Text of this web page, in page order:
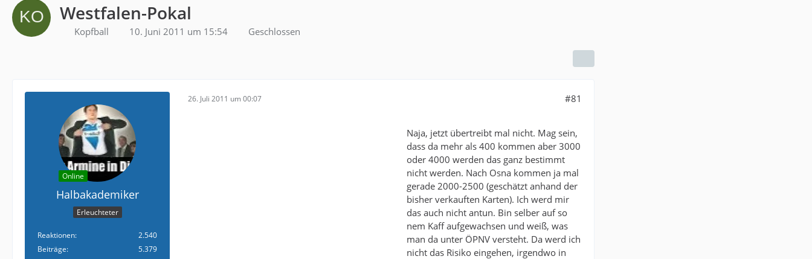
Westfalen-Pokal
Kopfball 10. Juni 2011 um 15:54 Geschlossen
Online
Halbakademiker
Erleuchteter
Reaktionen
2.540
Beiträge
5.379
26. Juli 2011 um 00:07 #81
Naja, jetzt übertreibt mal nicht. Mag sein,
dass da mehr als 400 kommen aber 3000
oder 4000 werden das ganz bestimmt
nicht werden. Nach Osna kommen ja mal
gerade 2000-2500 (geschätzt anhand der
bisher verkauften Karten). Ich werd mir
das auch nicht antun. Bin selber auf so
nem Kaff aufgewachsen und weiß, was
man da unter ÖPNV versteht. Da werd ich
nicht das Risiko eingehen, irgendwo in